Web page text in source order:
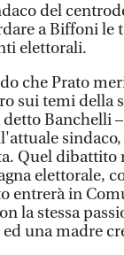
del
a Biffoni le
elettorali.
che Prato
sui temi della
Banchelli
Quel
elettorale,
entrerà in
la stessa
una madre